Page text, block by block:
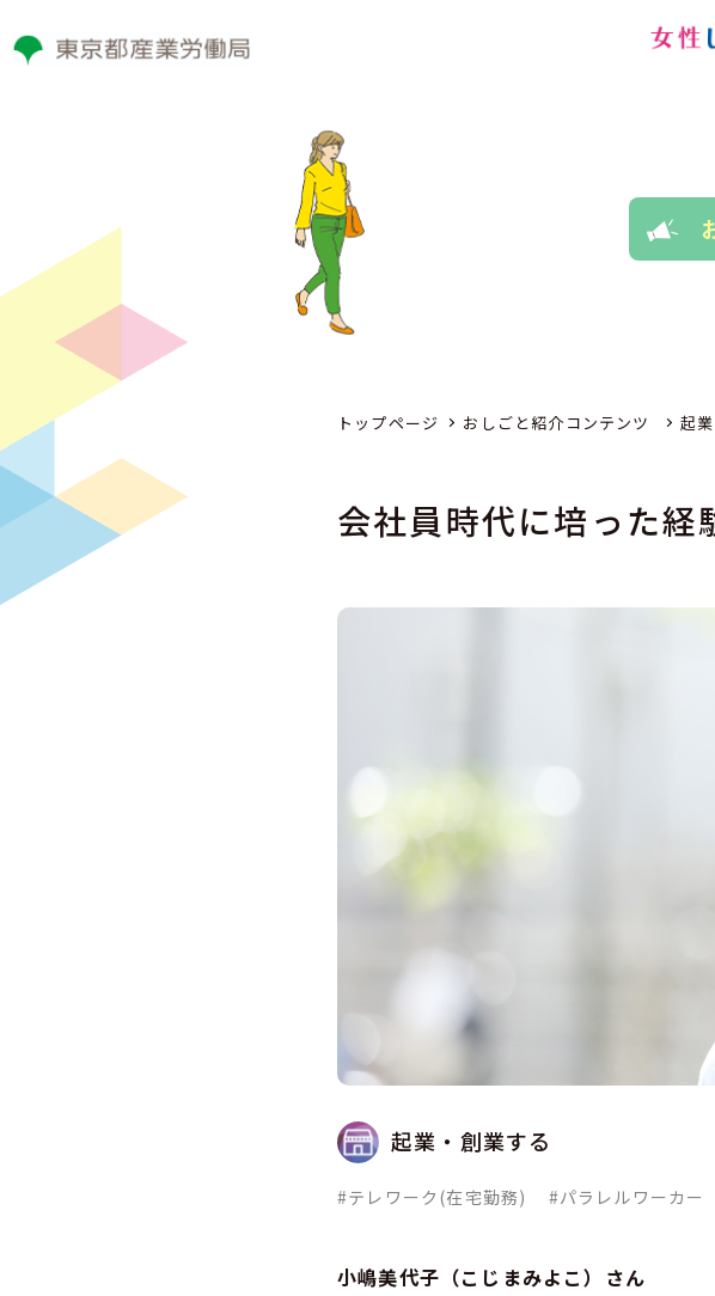
トップページ おしごと紹介コンテンツ 起
会社員時代に培った経
起業・創業する
#テレワーク(在宅勤務) #パラレルワーカー
小嶋美代子（こじまみよこ）さん